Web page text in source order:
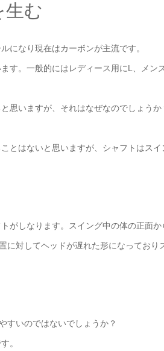
生む
になり現在はカーボンが主流です。
す。一般的にはレディース用にL、メン
思いますが、それはなぜなのでしょうか
とはないと思いますが、シャフトはスイ
がしなります。スイング中の体の正面
に対してヘッドが遅れた形になっており
すいのではないでしょうか？
。